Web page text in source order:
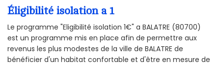
Éligibilité isolation a 1
Le programme "Eligibilité isolation 1€" a BALATRE (80700)
est un programme mis en place afin de permettre aux
revenus les plus modestes de la ville de BALATRE de
bénéficier d'un habitat confortable et d'être en mesure de